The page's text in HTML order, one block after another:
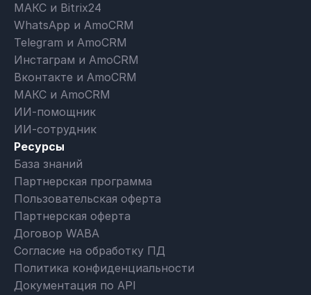
МАКС и Bitrix24
WhatsApp и AmoCRM
Telegram и AmoCRM
Инстаграм и AmoCRM
Вконтакте и AmoCRM
МАКС и AmoCRM
ИИ-помощник
ИИ-сотрудник
Ресурсы
База знаний
Партнерская программа
Пользовательская оферта
Партнерская оферта
Договор WABA
Согласие на обработку ПД
Политика конфиденциальности
Документация по API